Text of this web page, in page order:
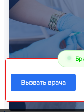
Вызвать врача